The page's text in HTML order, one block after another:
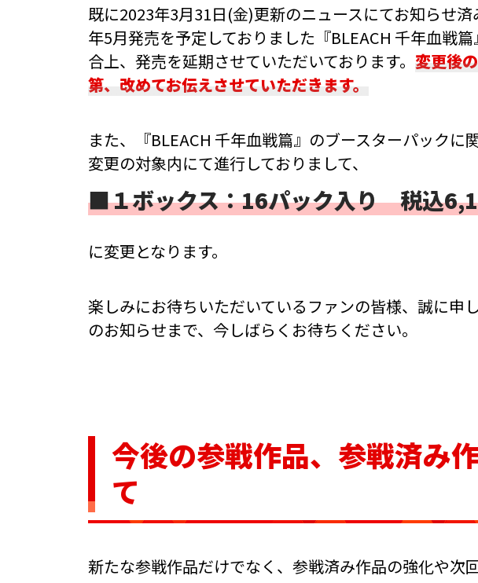
既に2023年3月31日(金)更新のニュースにてお知らせ
年5月発売を予定しておりました『BLEACH 千年血戦
合上、発売を延期させていただいております。 変更後
第、改めてお伝えさせていただきます。
また、『BLEACH 千年血戦篇』のブースターパックに
変更の対象内にて進行しておりまして、
■１ボックス：16パック入り 税込
に変更となります。
楽しみにお待ちいただいているファンの皆様、誠に申
のお知らせまで、今しばらくお待ちください。
今後の参戦作品、参戦済み
て
新たな参戦作品だけでなく、参戦済み作品の強化や次